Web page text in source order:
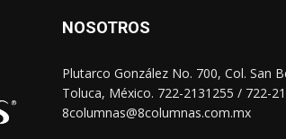
NOSOTROS
Plutarco González No. 700, Col. San
Toluca, México. 722-2131255 / 722-
8columnas@8columnas.com.mx